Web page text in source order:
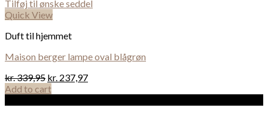
Tilføj til ønske seddel
Quick View
Duft til hjemmet
Maison berger lampe oval blågrøn
kr.339,95 kr. 237,97
Add to cart